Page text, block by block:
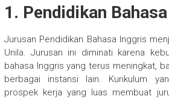
1. Pendidikan
Jurusan Pendidikan Bahasa Inggris
Unila. Jurusan ini diminati karena
bahasa Inggris yang terus meningkat,
berbagai instansi lain. Kurikulum
prospek kerja yang luas membuat